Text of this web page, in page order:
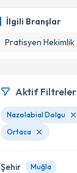
İlgili Branşlar
Pratisyen Hekimlik
Aktif Filtreler
Nazolabial Dolgu
Ortaca
Şehir Muğla